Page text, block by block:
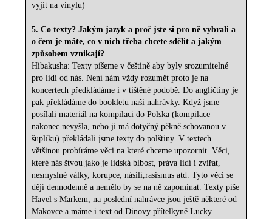
vyjít na vinylu)
5. Co texty? Jakým jazyk a proč jste si pro ně vybrali a
o čem je máte, co v nich třeba chcete sdělit a jakým
způsobem vznikají?
Hibakusha: Texty píšeme v češtině aby byly srozumitelné
pro lidi od nás. Není nám vždy rozumět proto je na
koncertech předkládáme i v tištěné podobě. Do angličtiny je
pak překládáme do bookletu naši nahrávky. Když jsme
posílali materiál na kompilaci do Polska (kompilace
nakonec nevyšla, nebo ji má dotyčný pěkně schovanou v
šuplíku) překládali jsme texty do polštiny. V textech
většinou probíráme věci na které chceme upozornit. Věci,
které nás štvou jako je lidská blbost, práva lidí i zvířat,
nesmyslné války, korupce, násilí,rasismus atd. Tyto věci se
dějí dennodenně a nemělo by se na ně zapomínat. Texty píše
Havel s Markem, na poslední nahrávce jsou ještě některé od
Makovce a máme i text od Dinovy přítelkyně Lucky.